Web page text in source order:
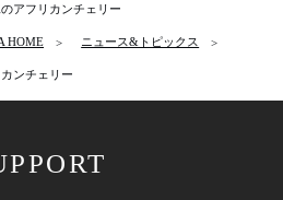
アフリカンチェリー
HOME ニュース&トピックス
ンチェリー